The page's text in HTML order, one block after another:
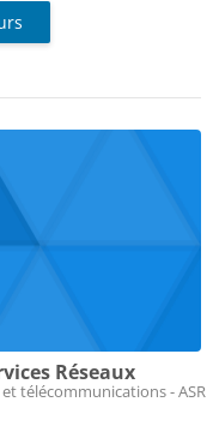
Réseaux
télécommunications - ASR